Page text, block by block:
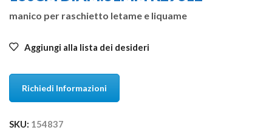
manico per raschietto letame e liquame
Aggiungi alla lista dei desideri
Richiedi Informazioni
SKU: 154837